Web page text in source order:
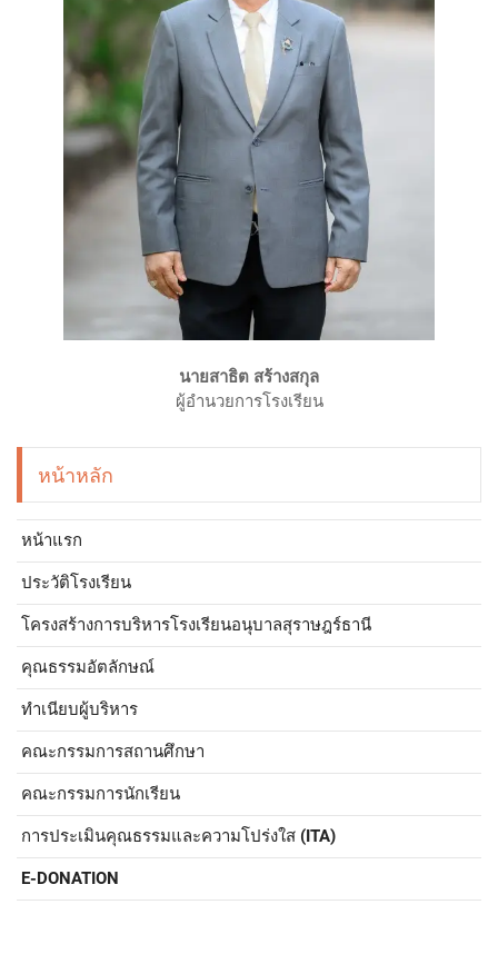
นายสาธิต สร้างสกุล
ผู้อำนวยการโรงเรียน
หน้าหลัก
หน้าแรก
ประวัติโรงเรียน
โครงสร้างการบริหารโรงเรียนอนุบาลสุราษฎร์ธานี
คุณธรรมอัตลักษณ์
ทำเนียบผู้บริหาร
คณะกรรมการสถานศึกษา
คณะกรรมการนักเรียน
การประเมินคุณธรรมและความโปร่งใส (ITA)
E-DONATION